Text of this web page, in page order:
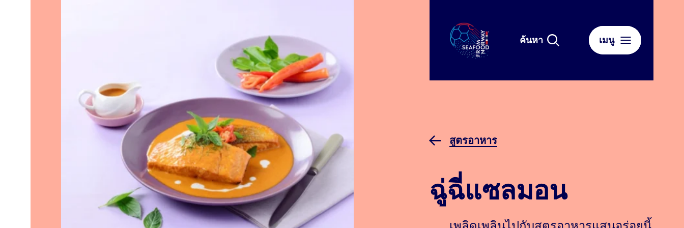
ค้นหา เมนู
สูตรอาหาร
ฉู่ฉี่แซลมอน